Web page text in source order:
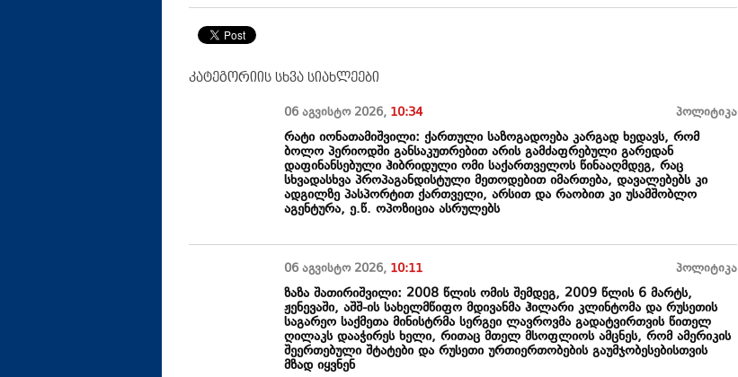
კატეგორიის სხვა სიახლეები
06 აგვისტო 2026, 10:34 პოლიტიკა
რატი იონათამიშვილი: ქართული საზოგადოება კარგად ხედავს, რომ
ბოლო პერიოდში განსაკუთრებით არის გამძაფრებული გარედან
დაფინანსებული ჰიბრიდული ომი საქართველოს წინააღმდეგ, რაც
სხვადასხვა პროპაგანდისტული მეთოდებით იმართება, დავალებებს კი
ადგილზე პასპორტით ქართველი, არსით და რაობით კი უსამშობლო
აგენტურა, ე.წ. ოპოზიცია ასრულებს
06 აგვისტო 2026, 10:11 პოლიტიკა
ზაზა შათირიშვილი: 2008 წლის ომის შემდეგ, 2009 წლის 6 მარტს,
ჟენევაში, აშშ-ის სახელმწიფო მდივანმა ჰილარი კლინტომა და რუსეთის
საგარეო საქმეთა მინისტრმა სერგეი ლავროვმა გადატვირთვის წითელ
ღილაკს დააჭირეს ხელი, რითაც მთელ მსოფლიოს ამცნეს, რომ ამერიკის
შეერთებული შტატები და რუსეთი ურთიერთობების გაუმჯობესებისთვის
მზად იყვნენ